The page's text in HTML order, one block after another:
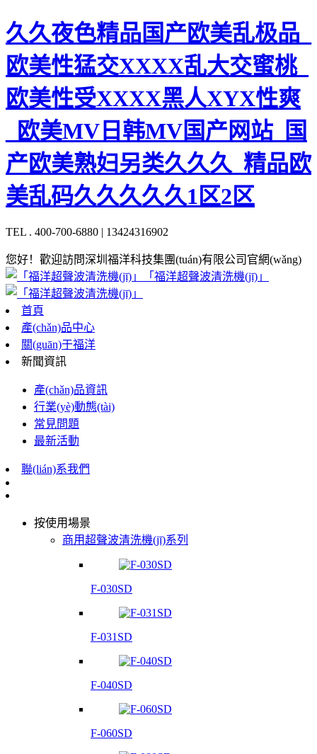
久久夜色精品国产欧美乱极品_
欧美性猛交XXXX乱大交蜜桃_
欧美性受XXXX黑人XYX性爽
_欧美MV日韩MV国产网站_国
产欧美熟妇另类久久久_精品欧
美乱码久久久久久1区2区
TEL . 400-700-6880 | 13424316902
您好！歡迎訪問深圳福洋科技集團(tuán)有限公司官網(wǎng)
「福洋超聲波清洗機(jī)」
首頁
產(chǎn)品中心
關(guān)于福洋
新聞資訊
產(chǎn)品資訊
行業(yè)動態(tài)
常見問題
最新活動
聯(lián)系我們
按使用場景
商用超聲波清洗機(jī)系列
F-030SD
F-031SD
F-040SD
F-060SD